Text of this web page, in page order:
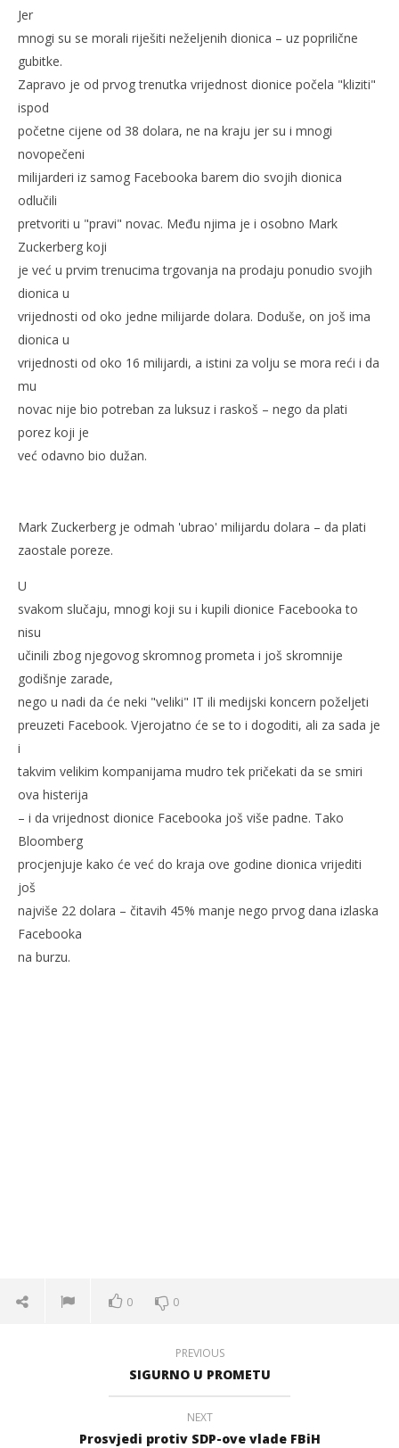
Jer
mnogi su se morali riješiti neželjenih dionica – uz poprilične
gubitke.
Zapravo je od prvog trenutka vrijednost dionice počela "kliziti"
ispod
početne cijene od 38 dolara, ne na kraju jer su i mnogi
novopečeni
milijarderi iz samog Facebooka barem dio svojih dionica
odlučili
pretvoriti u "pravi" novac. Među njima je i osobno Mark
Zuckerberg koji
je već u prvim trenucima trgovanja na prodaju ponudio svojih
dionica u
vrijednosti od oko jedne milijarde dolara. Doduše, on još ima
dionica u
vrijednosti od oko 16 milijardi, a istini za volju se mora reći i da
mu
novac nije bio potreban za luksuz i raskoš – nego da plati
porez koji je
već odavno bio dužan.
Mark Zuckerberg je odmah 'ubrao' milijardu dolara – da plati
zaostale poreze.
U
svakom slučaju, mnogi koji su i kupili dionice Facebooka to
nisu
učinili zbog njegovog skromnog prometa i još skromnije
godišnje zarade,
nego u nadi da će neki "veliki" IT ili medijski koncern poželjeti
preuzeti Facebook. Vjerojatno će se to i dogoditi, ali za sada je
i
takvim velikim kompanijama mudro tek pričekati da se smiri
ova histerija
– i da vrijednost dionice Facebooka još više padne. Tako
Bloomberg
procjenjuje kako će već do kraja ove godine dionica vrijediti
još
najviše 22 dolara – čitavih 45% manje nego prvog dana izlaska
Facebooka
na burzu.
0 0
PREVIOUS
SIGURNO U PROMETU
NEXT
Prosvjedi protiv SDP-ove vlade FBiH